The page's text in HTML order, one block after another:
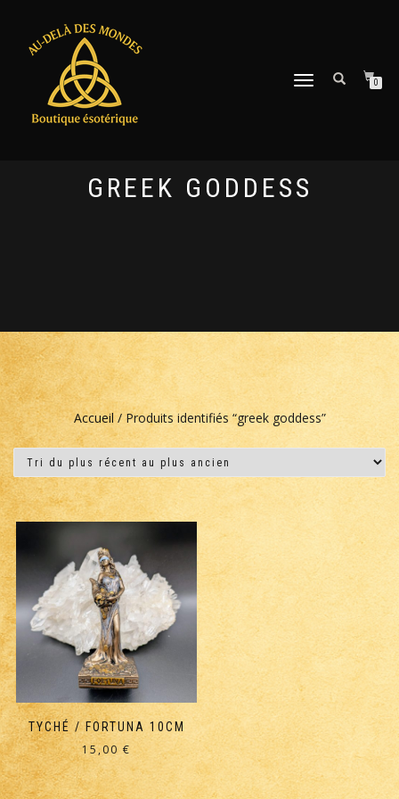
DÉPLIER
0
GREEK GODDESS
Accueil/ Produits identifiés “greek goddess”
TYCHÉ / FORTUNA 10CM
15,00 €